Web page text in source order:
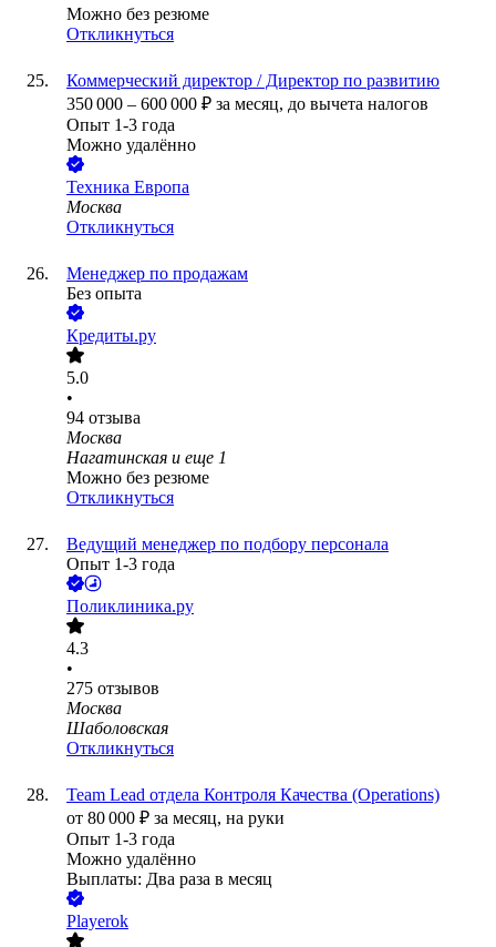
Можно без резюме
Откликнуться
Коммерческий директор / Директор по развитию
350 000 – 600 000 ₽ за месяц, до вычета налогов
Опыт 1-3 года
Можно удалённо
Техника Европа
Москва
Откликнуться
Менеджер по продажам
Без опыта
Кредиты.ру
5.0
•
94 отзыва
Москва
Нагатинская и еще 1
Можно без резюме
Откликнуться
Ведущий менеджер по подбору персонала
Опыт 1-3 года
Поликлиника.ру
4.3
•
275 отзывов
Москва
Шаболовская
Откликнуться
Team Lead отдела Контроля Качества (Operations)
от 80 000 ₽ за месяц, на руки
Опыт 1-3 года
Можно удалённо
Выплаты: Два раза в месяц
Playerok